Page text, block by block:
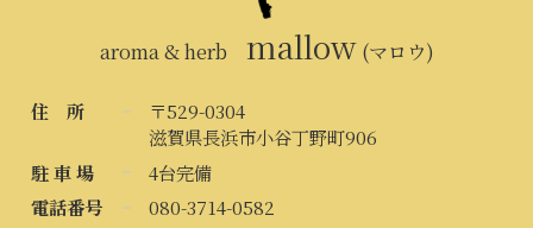
aroma & herb mallow(マロウ)
住 所
〒529-0304
滋賀県長浜市小谷丁野町906
駐 車 場
4台完備
電話番号
080-3714-0582